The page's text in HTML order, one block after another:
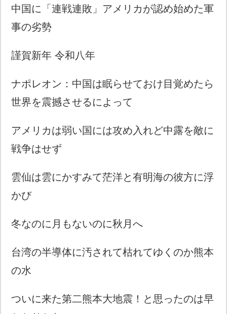
中国に「連戦連敗」アメリカが認め始めた軍
事の劣勢
謹賀新年 令和八年
ナポレオン：中国は眠らせておけ目覚めたら
世界を震撼させるによって
アメリカは弱い国には攻め入れど中露を敵に
戦争はせず
雲仙は雲にかすみて茫洋と有明海の彼方に浮
かび
冬なのに月もないのに秋月へ
台湾の半導体に汚されて枯れてゆくのか熊本
の水
ついに来た第二熊本大地震！と思ったのは早